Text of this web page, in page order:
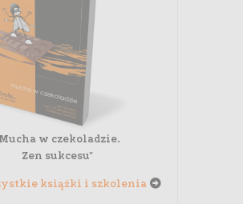
w czekoladzie.
Zen sukcesu"
książki i szkolenia